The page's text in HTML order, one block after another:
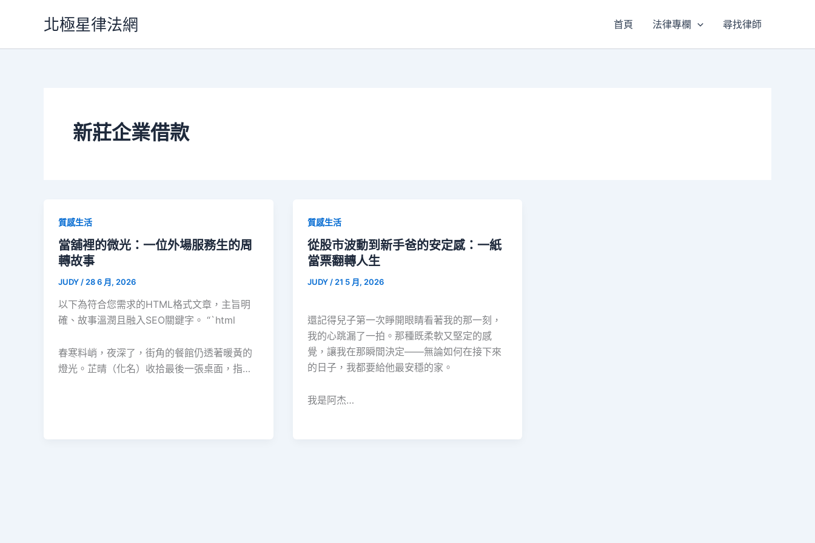
北極星律法網 首頁 法律專欄 尋找律師
新莊企業借款
質感生活
當舖裡的微光：一位外場服務生的周
轉故事
JUDY / 28 6 月, 2026
以下為符合您需求的HTML格式文章，主旨明
確、故事溫潤且融入SEO關鍵字。 “`html
春寒料峭，夜深了，街角的餐館仍透著暖黃的
燈光。芷晴（化名）收拾最後一張桌面，指…
質感生活
從股市波動到新手爸的安定感：一紙
當票翻轉人生
JUDY / 21 5 月, 2026
還記得兒子第一次睜開眼睛看著我的那一刻，
我的心跳漏了一拍。那種既柔軟又堅定的感
覺，讓我在那瞬間決定——無論如何在接下來
的日子，我都要給他最安穩的家。
我是阿杰…